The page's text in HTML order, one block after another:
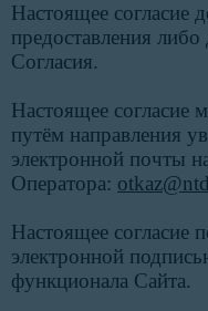
Настоящее согласие
предоставления
Согласия.
Настоящее согласие
путём направления
электронной почты
Оператора:
Настоящее согласие
электронной
функционала Сайта.